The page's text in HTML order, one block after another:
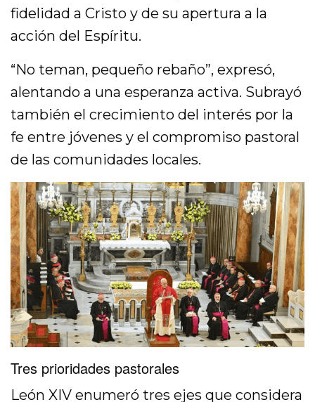
fidelidad a Cristo y de su apertura a la
acción del Espíritu.
“No teman, pequeño rebaño”, expresó,
alentando a una esperanza activa. Subrayó
también el crecimiento del interés por la
fe entre jóvenes y el compromiso pastoral
de las comunidades locales.
Tres prioridades pastorales
León XIV enumeró tres ejes que considera